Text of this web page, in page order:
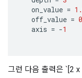
on_value =
off_value =
axis = -1
그런 다음 출력은 `[2